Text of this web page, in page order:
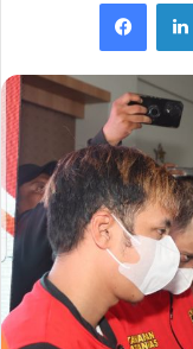
n
d
a
n
e
m
a
i